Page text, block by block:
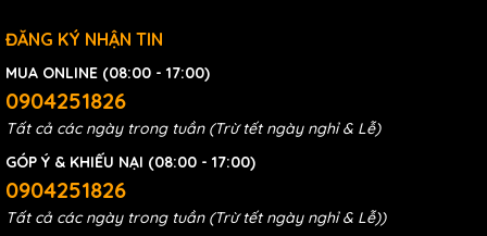
ĐĂNG KÝ NHẬN TIN
MUA ONLINE (08:00 - 17:00)
0904251826
Tất cả các ngày trong tuần (Trừ tết ngày nghỉ & Lễ)
GÓP Ý & KHIẾU NẠI (08:00 - 17:00)
0904251826
Tất cả các ngày trong tuần (Trừ tết ngày nghỉ & Lễ))